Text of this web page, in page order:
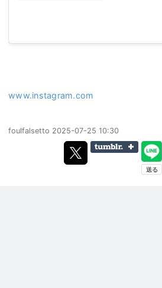
www.instagram.com
foulfalsetto 2025-07-25 10:30